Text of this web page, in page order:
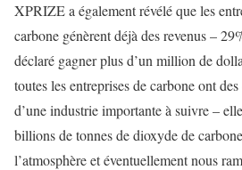
XPRIZE a également révélé que les
carbone génèrent déjà des revenus –
déclaré gagner plus d’un million de
toutes les entreprises de carbone ont
d’une industrie importante à suivre –
billions de tonnes de dioxyde de
l’atmosphère et éventuellement nous